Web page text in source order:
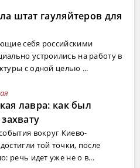
штат гауляйтеров для
себя российскими
устроились на работу в
с одной целью ...
лавра: как был
вокруг Киево-
той точки, после
речь идет уже не о в...